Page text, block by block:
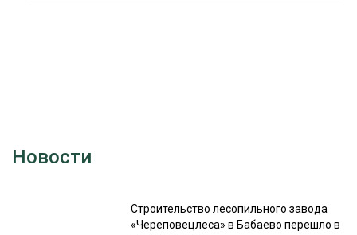
Новости
Строительство лесопильного завода
«Череповецлеса» в Бабаево перешло в